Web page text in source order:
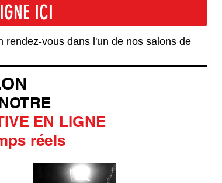
ICI
ICI
vous dans l'un de nos salons de
EN LIGNE
réels